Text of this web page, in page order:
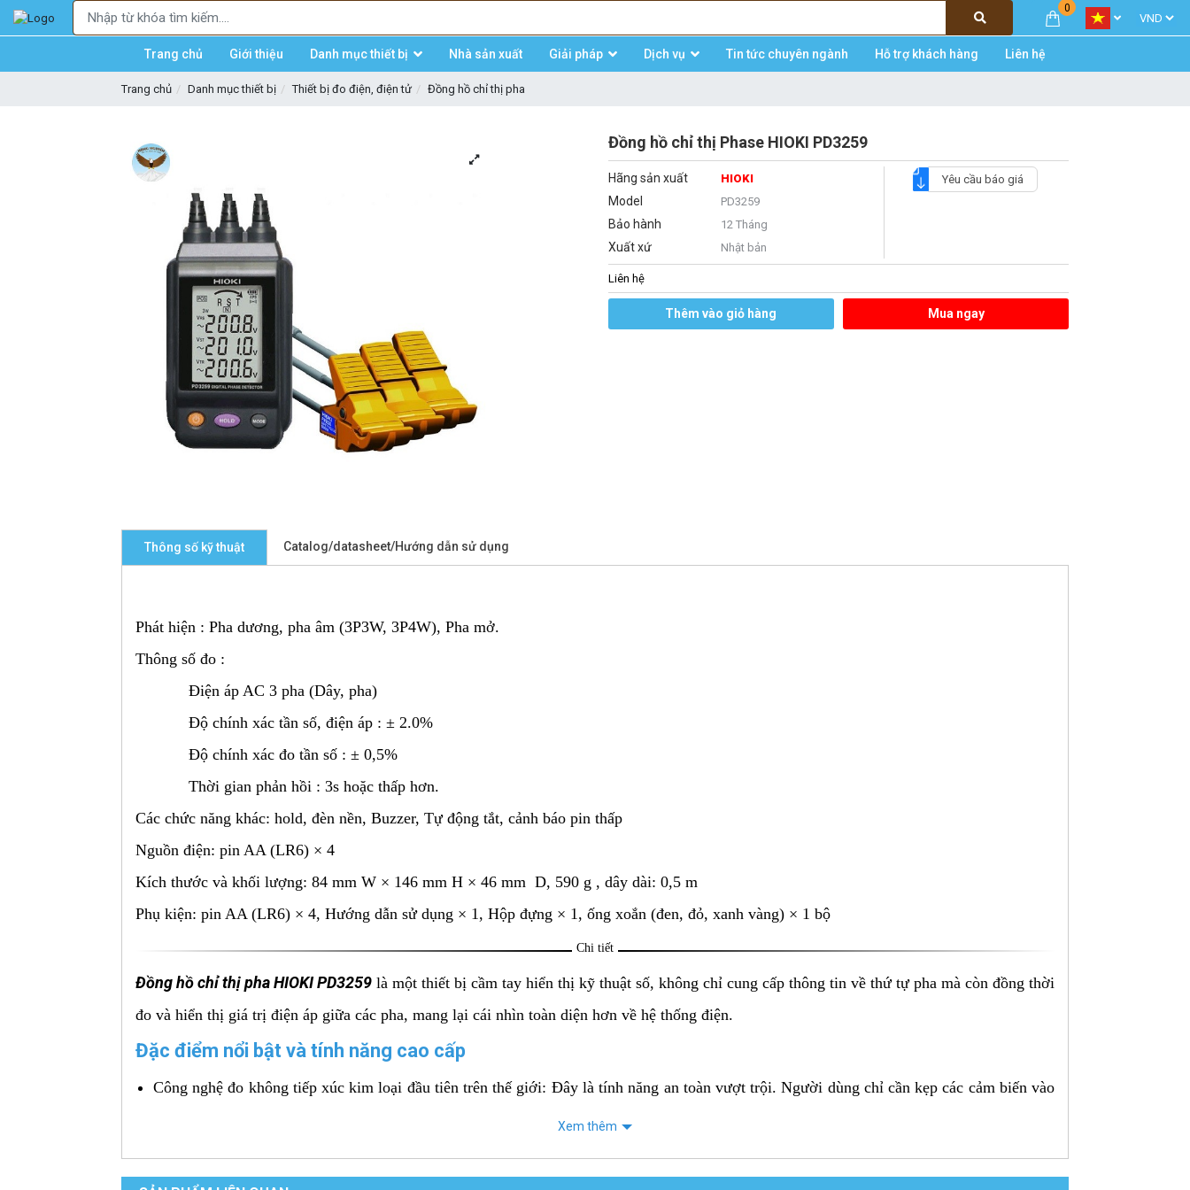
0
Trang chủ Giới thiệu Danh mục thiết bị Nhà sản xuất Giải pháp Dịch vụ Tin tức chuyên ngành Hỗ trợ khách hàng Liên hệ
Trang chủ Danh mục thiết bị Thiết bị đo điện, điện tử Đồng hồ chỉ thị pha
Đồng hồ chỉ thị Phase HIOKI PD3259
Hãng sản xuất HIOKI
Model PD3259
Bảo hành 12 Tháng
Xuất xứ Nhật bản
Yêu cầu báo giá
Liên hệ
Thêm vào giỏ hàng Mua ngay
Thông số kỹ thuật Catalog/datasheet/Hướng dẫn sử dụng
Phát hiện : Pha dương, pha âm (3P3W, 3P4W), Pha mở.
Thông số đo :
Điện áp AC 3 pha (Dây, pha)
Độ chính xác tần số, điện áp : ± 2.0%
Độ chính xác đo tần số : ± 0,5%
Thời gian phản hồi : 3s hoặc thấp hơn.
Các chức năng khác: hold, đèn nền, Buzzer, Tự động tắt, cảnh báo pin thấp
Nguồn điện: pin AA (LR6) × 4
Kích thước và khối lượng: 84 mm W × 146 mm H × 46 mm D, 590 g , dây dài: 0,5 m
Phụ kiện: pin AA (LR6) × 4, Hướng dẫn sử dụng × 1, Hộp đựng × 1, ống xoắn (đen, đỏ, xanh vàng) × 1 bộ
Chi tiết
Đồng hồ chỉ thị pha HIOKI PD3259 là một thiết bị cầm tay hiển thị kỹ thuật số, không chỉ cung cấp thông tin về thứ tự pha mà còn đồng thời
đo và hiển thị giá trị điện áp giữa các pha, mang lại cái nhìn toàn diện hơn về hệ thống điện.
Đặc điểm nổi bật và tính năng cao cấp
Công nghệ đo không tiếp xúc kim loại đầu tiên trên thế giới: Đây là tính năng an toàn vượt trội. Người dùng chỉ cần kẹp các cảm biến vào
bên ngoài lớp cách điện của dây dẫn, loại bỏ mọi nguy cơ tiếp xúc với điện áp cao.
áp, cung cấp thông tin đầy đủ hơn cho kỹ thuật viên.
Xem thêm